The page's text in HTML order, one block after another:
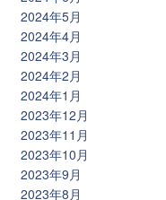
2024年5月
2024年4月
2024年3月
2024年2月
2024年1月
2023年12月
2023年11月
2023年10月
2023年9月
2023年8月